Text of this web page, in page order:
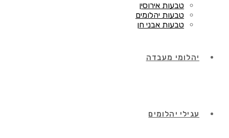
טבעות אירוסין
טבעות יהלומים
טבעות אבני חן
יהלומי מעבדה
עגילי יהלומים